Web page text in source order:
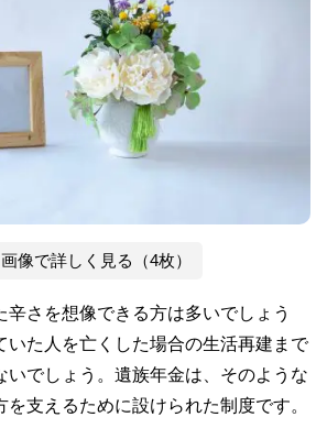
画像で詳しく見る（4枚）
辛さを想像できる方は多いでしょう
いた人を亡くした場合の生活再建まで
いでしょう。遺族年金は、そのような
を支えるために設けられた制度です。